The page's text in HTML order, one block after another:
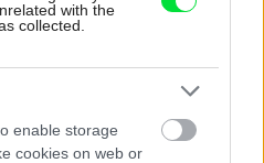
with the
collected.
enable storage
cookies on web or